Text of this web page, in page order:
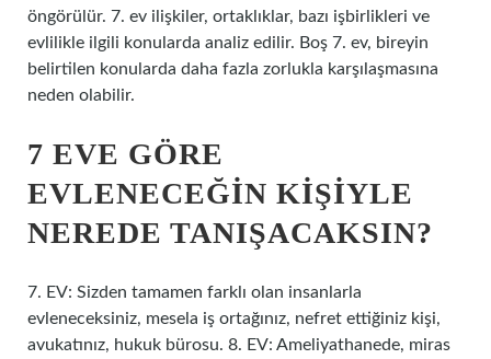
öngörülür. 7. ev ilişkiler, ortaklıklar, bazı işbirlikleri ve
evlilikle ilgili konularda analiz edilir. Boş 7. ev, bireyin
belirtilen konularda daha fazla zorlukla karşılaşmasına
neden olabilir.
7 EVE GÖRE
EVLENECEĞIN KIŞIYLE
NEREDE TANIŞACAKSIN?
7. EV: Sizden tamamen farklı olan insanlarla
evleneceksiniz, mesela iş ortağınız, nefret ettiğiniz kişi,
avukatınız, hukuk bürosu. 8. EV: Ameliyathanede, miras